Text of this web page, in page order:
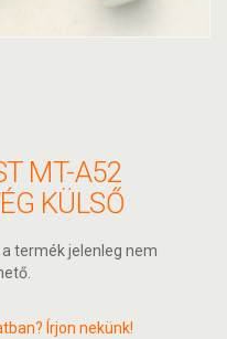
MT-A52
KÜLSŐ
termék jelenleg nem
Írjon nekünk!